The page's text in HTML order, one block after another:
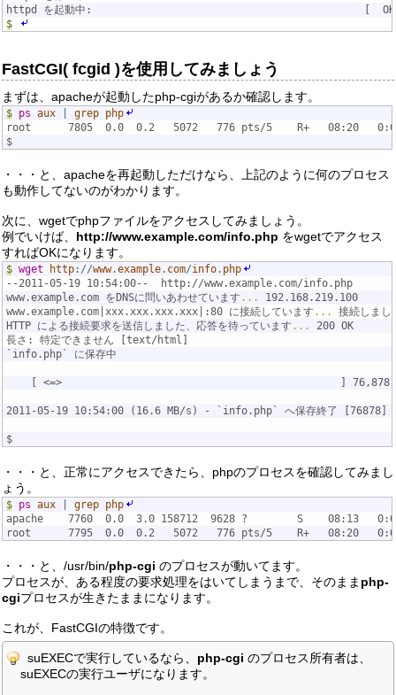
httpd を起動中:                                            [
$
FastCGI( fcgid )を使用してみましょう
まずは、apacheが起動したphp-cgiがあるか確認します。
$ ps aux grep php
root      7805  0.0  0.2   5072   776 pts/5    R+   08:20
$
・・・と、apacheを再起動しただけなら、上記のように何のプロセス
も動作してないのがわかります。
次に、wgetでphpファイルをアクセスしてみましょう。
例でいけば、 http://www.example.com/info.php をwgetでアクセス
すればOKになります。
$ wget http://www.example. com/info. php
--2011-05-19 10:54:00--  http://www.example.com/info.php
www.example.com をDNSに問いあわせています ...
192.168.219.100
www.example.com|xxx.xxx.xxx.xxx|:80 に接続しています ...
接続しまし
HTTP による接続要求を送信しました、応答を待っています ...
200 OK
長さ: 特定できません [text/html]
`info.php` に保存中
[ <=>                                             ] 76,878
2011-05-19 10:54:00 (16.6 MB/s) - `info.php` へ保存終了 [76878]
$
・・・と、正常にアクセスできたら、phpのプロセスを確認してみまし
ょう。
$ ps aux grep php
apache    7760  0.0  3.0 158712  9628 ?        S    08:13
root      7795  0.0  0.2   5072   776 pts/5    R+   08:20
・・・と、/usr/bin/php-cgi のプロセスが動いてます。
プロセスが、ある程度の要求処理をはいてしまうまで、そのまま php-
cgiプロセスが生きたままになります。
これが、FastCGIの特徴です。
suEXECで実行しているなら、 php-cgi のプロセス所有者は、
suEXECの実行ユーザになります。